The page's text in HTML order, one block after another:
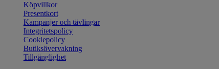
Köpvillkor
Presentkort
Kampanjer och tävlingar
Integritetspolicy
Cookiepolicy
Butiksövervakning
Tillgänglighet